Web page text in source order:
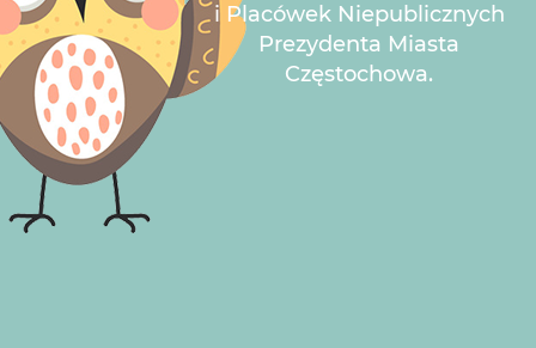
i Placówek Niepublicznych
Prezydenta Miasta
Częstochowa.